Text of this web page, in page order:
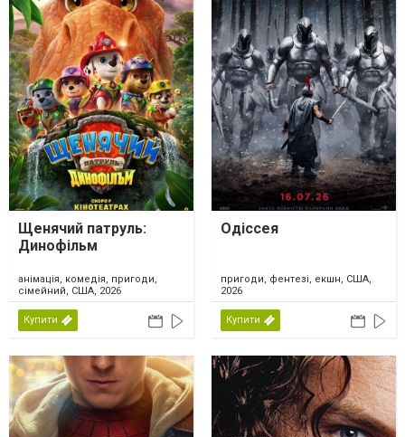
Щенячий патруль:
Динофільм
анімація, комедія, пригоди,
сімейний, США, 2026
Купити
Одіссея
пригоди, фентезі, екшн, США,
2026
Купити